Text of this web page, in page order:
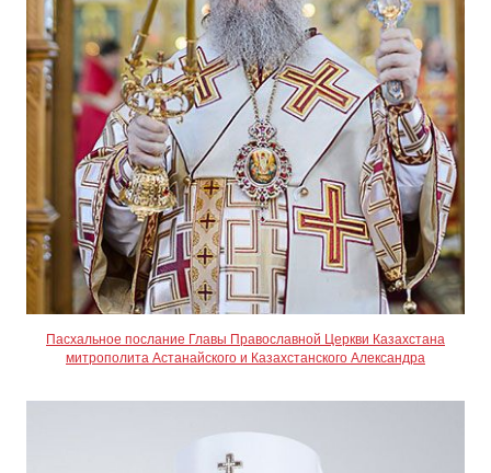
Пасхальное послание Главы Православной Церкви Казахстана
митрополита Астанайского и Казахстанского Александра